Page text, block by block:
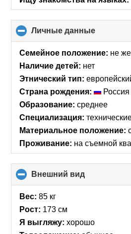
Личные данные
to
collapse
Семейное положение: не
Наличие детей: нет
Этнический тип:
Страна рождения:
Россия
Образование: среднее
Специализация:
Материальное положение:
Проживание: на съемной
Внешний вид
to
Вес: 85 кг
Рост: 173 см
Я выгляжу: хорошо